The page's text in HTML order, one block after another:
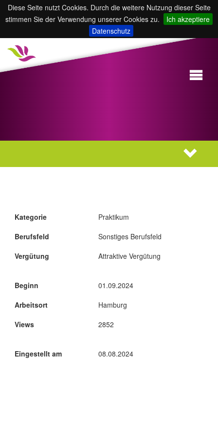
Diese Seite nutzt Cookies. Durch die weitere Nutzung dieser Seite
stimmen Sie der Verwendung unserer Cookies zu.
Ich akzeptiere
Datenschutz
Kategorie
Berufsfeld
Vergütung
Praktikum
Sonstiges Berufsfeld
Attraktive Vergütung
Beginn
Arbeitsort
Views
01.09.2024
Hamburg
2852
Eingestellt am 08.08.2024